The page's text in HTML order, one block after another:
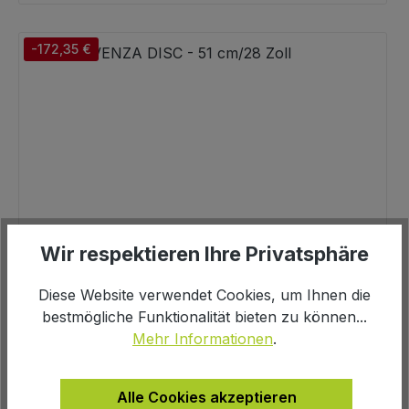
-172,35 €
Wir respektieren Ihre Privatsphäre
Diese Website verwendet Cookies, um Ihnen die
bestmögliche Funktionalität bieten zu können...
Mehr Informationen.
Alle Cookies akzeptieren